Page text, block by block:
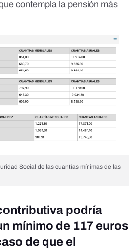
contempla la pensión más
Social de las cuantías mínimas de las
podría
mínimo de 117 euros
de que el